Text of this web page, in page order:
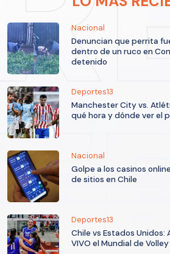
Nacional
Denuncian que perrita
dentro de un ruco en
detenido
Deportes13
Manchester City vs.
qué hora y dónde ver el
Nacional
Golpe a los casinos
de sitios en Chile
Deportes13
Chile vs Estados Unidos:
VIVO el Mundial de